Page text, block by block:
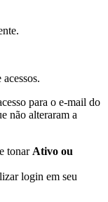
para o e-mail do
não alteraram a
tonar Ativo ou
login em seu